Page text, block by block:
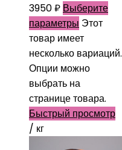
3950₽ Выберите
параметры Этот
товар имеет
несколько вариаций.
Опции можно
выбрать на
странице товара.
Быстрый просмотр
/ кг